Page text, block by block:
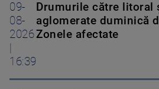
09-
08-
2026
16:39
Drumurile către litoral
aglomerate duminică
Zonele afectate